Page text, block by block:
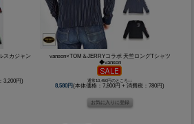
スカジャン
3,200円)
vanson×TOM＆JERRYコラボ 天竺ロングTシャツ
◆vanson
通常10,450円のところ↓↓
8,580円(本体価格：7,800円 + 消費税：780円)